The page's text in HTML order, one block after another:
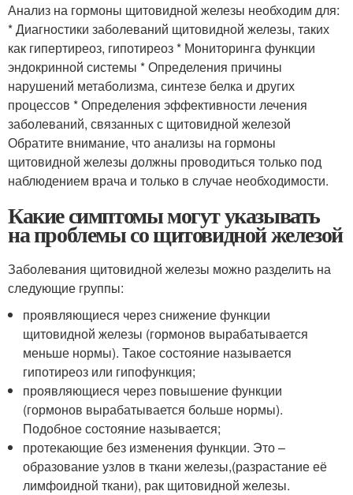
Анализ на гормоны щитовидной железы необходим для:
* Диагностики заболеваний щитовидной железы, таких
как гипертиреоз, гипотиреоз * Мониторинга функции
эндокринной системы * Определения причины
нарушений метаболизма, синтезе белка и других
процессов * Определения эффективности лечения
заболеваний, связанных с щитовидной железой
Обратите внимание, что анализы на гормоны
щитовидной железы должны проводиться только под
наблюдением врача и только в случае необходимости.
Какие симптомы могут указывать
на проблемы со щитовидной железой
Заболевания щитовидной железы можно разделить на
следующие группы:
проявляющиеся через снижение функции
щитовидной железы (гормонов вырабатывается
меньше нормы). Такое состояние называется
гипотиреоз или гипофункция;
проявляющиеся через повышение функции
(гормонов вырабатывается больше нормы).
Подобное состояние называется;
протекающие без изменения функции. Это –
образование узлов в ткани железы,(разрастание её
лимфоидной ткани), рак щитовидной железы.